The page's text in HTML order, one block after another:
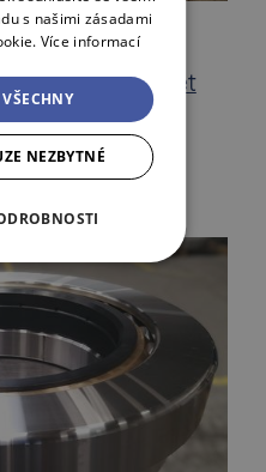
areálu Jet
investice
s našimi zásadami
Více informací
NEZBYTNÉ